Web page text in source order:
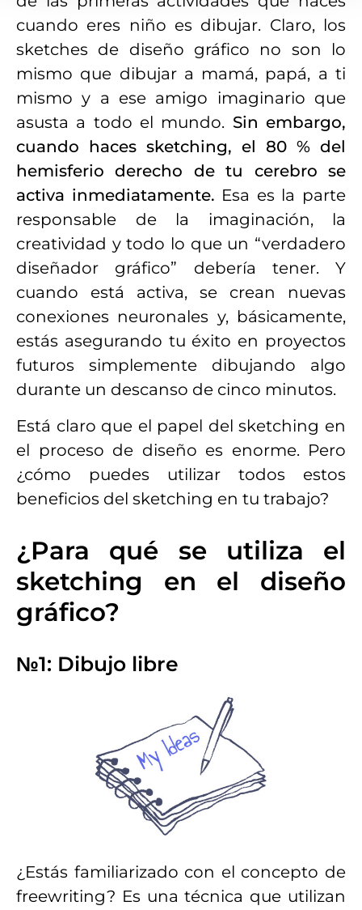
cuando eres niño es dibujar. Claro, los
sketches de diseño gráfico no son lo
mismo que dibujar a mamá, papá, a ti
mismo y a ese amigo imaginario que
asusta a todo el mundo. Sin embargo,
cuando haces sketching, el 80 % del
hemisferio derecho de tu cerebro se
activa inmediatamente. Esa es la parte
responsable de la imaginación, la
creatividad y todo lo que un “verdadero
diseñador gráfico” debería tener. Y
cuando está activa, se crean nuevas
conexiones neuronales y, básicamente,
estás asegurando tu éxito en proyectos
futuros simplemente dibujando algo
durante un descanso de cinco minutos.
Está claro que el papel del sketching en
el proceso de diseño es enorme. Pero
¿cómo puedes utilizar todos estos
beneficios del sketching en tu trabajo?
¿Para qué se utiliza el
sketching en el diseño
gráfico?
№1: Dibujo libre
¿Estás familiarizado con el concepto de
freewriting? Es una técnica que utilizan